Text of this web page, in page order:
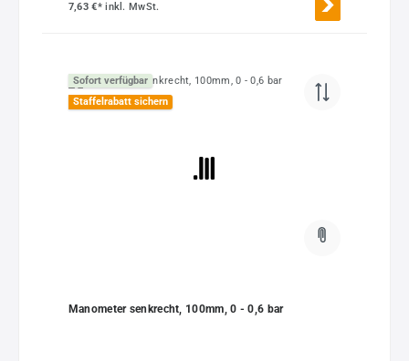
7,63 €*inkl. MwSt.
Sofort verfügbar
Staffelrabatt sichern
Manometer senkrecht, 100mm, 0 - 0,6 bar